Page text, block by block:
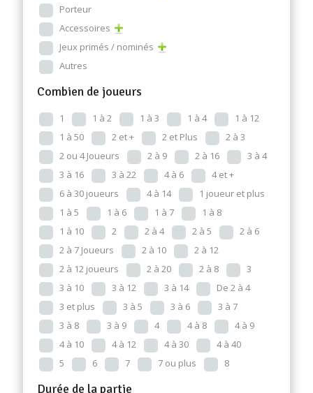
Porteur
Accessoires
Jeux primés / nominés
Autres
Combien de joueurs
1 1 à 2 1 à 3 1 à 4
1 à 12
1 à 50
2 et + 2 et Plus
2 à 3
2 ou 4 Joueurs
2 à 9 2 à 16
3 à 4
3 à 16
3 à 22 4 à 6
4 et +
6 à 30 joueurs
4 à 14
1 joueur et plus
1 à 5
1 à 6 1 à 7
1 à 8
1 à 10
2 2 à 4 2 à 5
2 à 6
2 à 7 Joueurs
2 à 10
2 à 12
2 à 12 joueurs
2 à 20 2 à 8
3
3 à 10
3 à 12 3 à 14
De 2 à 4
3 et plus
3 à 5 3 à 6
3 à 7
3 à 8
3 à 9 4 4 à 8
4 à 9
4 à 10
4 à 12 4 à 30
4 à 40
5
6 7 7 ou plus 8
Durée de la partie